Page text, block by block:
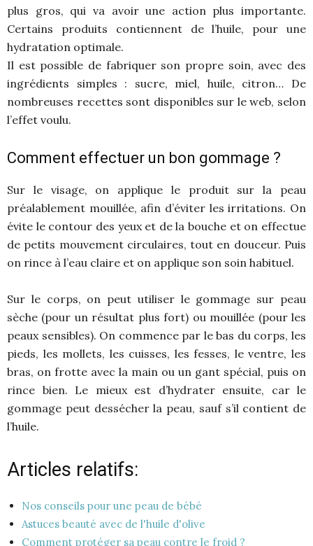
plus gros, qui va avoir une action plus importante.
Certains produits contiennent de l’huile, pour une
hydratation optimale.
Il est possible de fabriquer son propre soin, avec des
ingrédients simples : sucre, miel, huile, citron… De
nombreuses recettes sont disponibles sur le web, selon
l’effet voulu.
Comment effectuer un bon gommage ?
Sur le visage, on applique le produit sur la peau
préalablement mouillée, afin d’éviter les irritations. On
évite le contour des yeux et de la bouche et on effectue
de petits mouvement circulaires, tout en douceur. Puis
on rince à l’eau claire et on applique son soin habituel.
Sur le corps, on peut utiliser le gommage sur peau
sèche (pour un résultat plus fort) ou mouillée (pour les
peaux sensibles). On commence par le bas du corps, les
pieds, les mollets, les cuisses, les fesses, le ventre, les
bras, on frotte avec la main ou un gant spécial, puis on
rince bien. Le mieux est d’hydrater ensuite, car le
gommage peut dessécher la peau, sauf s’il contient de
l’huile.
Articles relatifs:
Nos conseils pour une peau de bébé
Astuces beauté avec de l'huile d'olive
Comment protéger sa peau contre le froid ?